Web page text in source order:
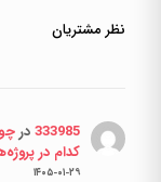
نظر مشتریان
333985در
کدام در
۱۴۰۵-۰۱-۲۹